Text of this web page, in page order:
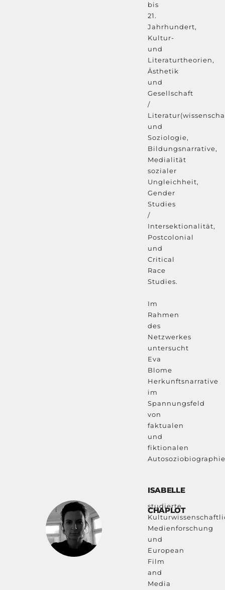
bis
21.
Jahrhundert,
Kultur-
und
Literaturtheorien,
Ästhetik
und
Gesellschaft
/
und
Soziologie,
Bildungsnarrative,
Medialität
sozialer
Ungleichheit,
Gender
Studies
/
Intersektionalität,
Postcolonial
und
Critical
Race
Studies.
Im
Rahmen
des
Netzwerkes
untersucht
Eva
Blome
Herkunftsnarrative
im
Spannungsfeld
von
faktualen
und
fiktionalen
ISABELLE
CHAPLOT
studierte
Medienforschung
und
European
Film
and
Media